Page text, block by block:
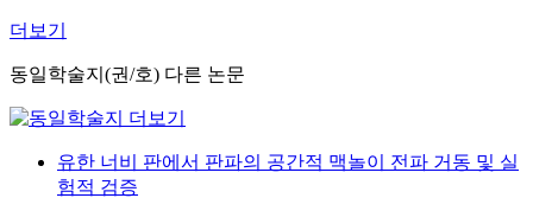
더보기
동일학술지(권/호) 다른 논문
유한 너비 판에서 판파의 공간적 맥놀이 전파 거동 및 실
험적 검증